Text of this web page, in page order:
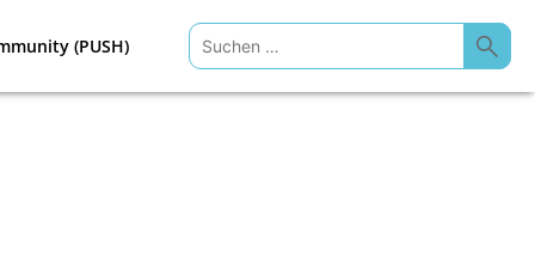
(PUSH)
Suchen
nach: